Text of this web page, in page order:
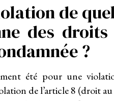
de
des
?
été pour une
de l’article 8 (droit